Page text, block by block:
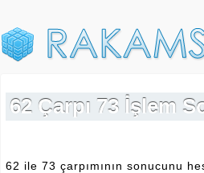
62 Çarpı 73 İşlem
62 ile 73 çarpımının sonucunu